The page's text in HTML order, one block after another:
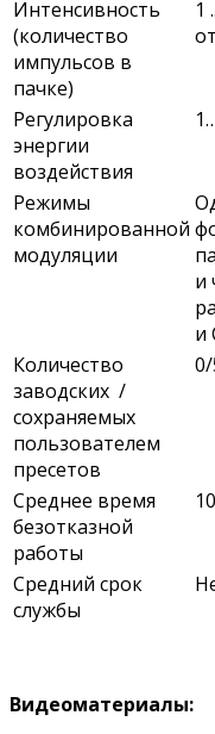
Интенсивность
(количество
импульсов в
пачке)
1
Регулировка
энергии
воздействия
Режимы
комбинированной
модуляции
и
и
Количество
заводских /
сохраняемых
пользователем
пресетов
Среднее время
безотказной
работы
Средний срок
службы
Видеоматериалы: